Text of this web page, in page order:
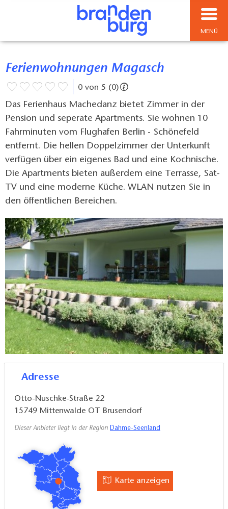
MENÜ
Ferienwohnungen Magasch
0 von 5 (0)
Das Ferienhaus Machedanz bietet Zimmer in der
Pension und seperate Apartments. Sie wohnen 10
Fahrminuten vom Flughafen Berlin - Schönefeld
entfernt. Die hellen Doppelzimmer der Unterkunft
verfügen über ein eigenes Bad und eine Kochnische.
Die Apartments bieten außerdem eine Terrasse, Sat-
TV und eine moderne Küche. WLAN nutzen Sie in
den öffentlichen Bereichen.
Adresse
Otto-Nuschke-Straße 22
15749 Mittenwalde OT Brusendorf
Dieser Anbieter liegt in der Region Dahme-Seenland
Karte anzeigen